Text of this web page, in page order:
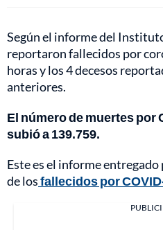
Según el informe del
reportaron fallecidos por
horas y los 4 decesos
anteriores.
El número de muertes por
subió a 139.759.
Este es el informe
de losfallecidos por